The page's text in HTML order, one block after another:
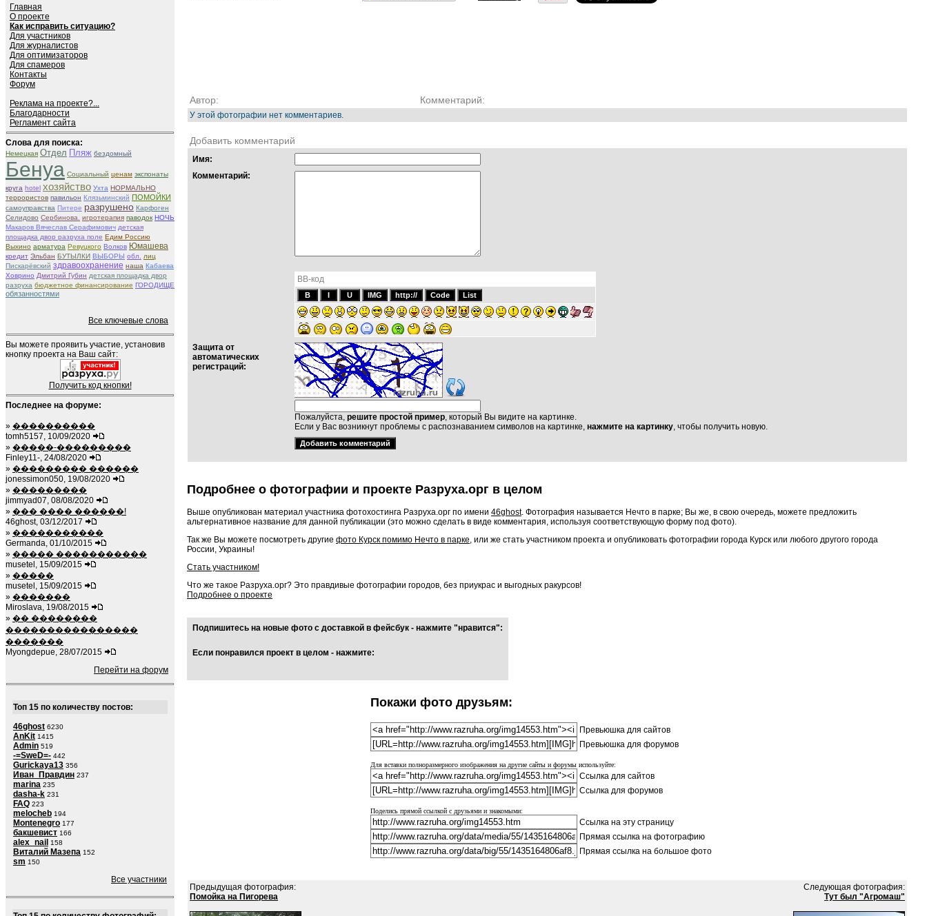
Главная
О проекте
Как исправить ситуацию?
Для участников
Для журналистов
Для оптимизаторов
Для спамеров
Контакты
Форум
Реклама на проекте?...
Благодарности
Регламент сайта
Слова для поиска:
Немецкая Отдел Пляж бездомный
Бенуа Социальный ценам экспонаты
круга hotel хозяйство Ухта НОРМАЛЬНО
террористов павильон Клязьминский ПОМОЙКИ
самоуправства Питере разрушено Карфоген
Селидово Сербинова. игротерапия паводок НОЧЬ
Макаров Вячеслав Серафимович детская
площадка двор разруха поле Едим Россию
Выхино арматура Ревуцкого Волков Юмашева
кредит Эльбан БУТЫЛКИ ВЫБОРЫ обл.
лиц
Пискарёвский здравоохранение наша Кабаева
Ховрино Дмитрий Губин детская площадка двор
разруха бюджетное финансирование ГОРОДИЩЕ
обязанностями
Все ключевые слова
Вы можете проявить участие, установив
кнопку проекта на Ваш сайт:
Получить код кнопки!
Последнее на форуме:
» ����������
tomh5157, 10/09/2020
» �����-���������
Finley11-, 24/08/2020
» ��������� ������
jonessimon050, 19/08/2020
» ���������
jimmyad07, 08/08/2020
» ��� ���� ������!
46ghost, 03/12/2017
» �����������
Germanda, 01/10/2015
» ����� �����������
musetel, 15/09/2015
» �����
musetel, 15/09/2015
» �������
Miroslava, 19/08/2015
» �� ��������
����������������
�������
Myongdepue, 28/07/2015
Перейти на форум
Топ 15 по количеству постов:
46ghost 6230
AnKit 1415
Admin 519
-=SweD=- 442
Gurickaya13 356
Иван_Правдин 237
marina 235
dasha-k 231
FAQ 223
melocheb 194
Montenegro 177
бакшевист 166
alex_nail 158
Виталий Мазепа 152
sm 150
Все участники
Автор: Комментарий:
У этой фотографии нет комментариев.
Добавить комментарий
Имя:
Комментарий:
BB-код
Защита от
автоматических
регистраций:
Пожалуйста, решите простой пример, который Вы видите на картинке.
Если у Вас возникнут проблемы с распознаванием символов на картинке, нажмите на картинку, чтобы получить новую.
Подробнее о фотографии и проекте Разруха.орг в целом
Выше опубликован материал участника фотохостинга Разруха.орг по имени 46ghost. Фотография называется Нечто в парке; Вы же, в свою очередь, можете предложить
альтернативное название для данной публикации (это можно сделать в виде комментария, используя соответствующую форму под фото).
Так же Вы можете посмотреть другие фото Курск помимо Нечто в парке, или же стать участником проекта и опубликовать фотографии города Курск или любого другого города
России, Украины!
Стать участником!
Что же такое Разруха.орг? Это правдивые фотографии городов, без приукрас и выгодных ракурсов!
Подробнее о проекте
Подпишитесь на новые фото с доставкой в фейсбук - нажмите "нравится":
Если понравился проект в целом - нажмите:
Покажи фото друзьям:
Превьюшка для сайтов
Превьюшка для форумов
Для вставки полноразмерного изображения на другие сайты и форумы используйте:
Ссылка для сайтов
Ссылка для форумов
Поделись прямой ссылкой с друзьями и знакомыми:
Ссылка на эту страницу
Прямая ссылка на фотографию
Прямая ссылка на большое фото
Предыдущая фотография:
Помойка на Пигорева
Следующая фотография:
Тут был "Агромаш"